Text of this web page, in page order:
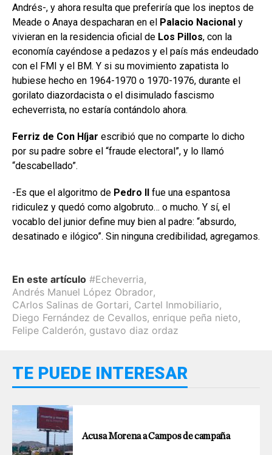
Andrés-, y ahora resulta que preferiría que los ineptos de
Meade o Anaya despacharan en el Palacio Nacional y
vivieran en la residencia oficial de Los Pillos, con la
economía cayéndose a pedazos y el país más endeudado
con el FMI y el BM. Y si su movimiento zapatista lo
hubiese hecho en 1964-1970 o 1970-1976, durante el
gorilato diazordacista o el disimulado fascismo
echeverrista, no estaría contándolo ahora.
Ferriz de Con Híjar escribió que no comparte lo dicho
por su padre sobre el “fraude electoral”, y lo llamó
“descabellado”.
-Es que el algoritmo de Pedro II
fue una espantosa
ridiculez y quedó como algobruto… o mucho. Y sí, el
vocablo del junior define muy bien al padre: “absurdo,
desatinado e ilógico”. Sin ninguna credibilidad, agregamos.
En este artículo #Echeverria,
Andrés Manuel López Obrador,
CArlos Salinas de Gortari, Cartel Inmobiliario,
Diego Fernández de Cevallos, enrique peña nieto,
Felipe Calderón, gustavo diaz ordaz
TE PUEDE INTERESAR
Acusa Morena a Campos de campaña